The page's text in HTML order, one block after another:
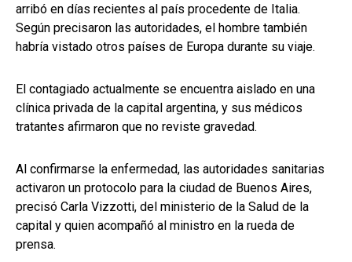
arribó en días recientes al país procedente de Italia.
Según precisaron las autoridades, el hombre también
habría vistado otros países de Europa durante su viaje.
El contagiado actualmente se encuentra aislado en una
clínica privada de la capital argentina, y sus médicos
tratantes afirmaron que no reviste gravedad.
Al confirmarse la enfermedad, las autoridades sanitarias
activaron un protocolo para la ciudad de Buenos Aires,
precisó Carla Vizzotti, del ministerio de la Salud de la
capital y quien acompañó al ministro en la rueda de
prensa.